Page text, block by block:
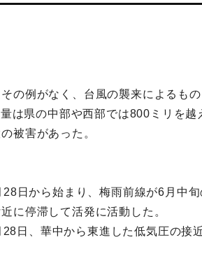
の例がなく、台風の襲来によるも
は県の中部や西部では800ミリを
被害があった。
日から始まり、梅雨前線が6月中
に停滞して活発に活動した。
日、華中から東進した低気圧の